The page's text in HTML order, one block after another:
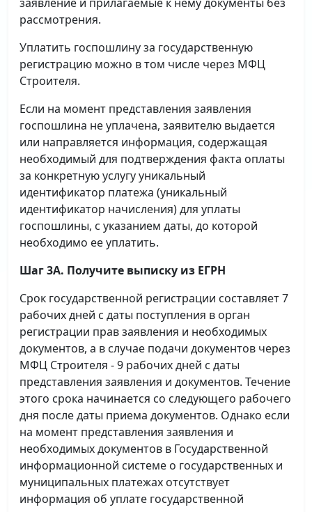
рассмотрения.
Уплатить госпошлину за государственную
регистрацию можно в том числе через МФЦ
Строителя.
Если на момент представления заявления
госпошлина не уплачена, заявителю выдается
или направляется информация, содержащая
необходимый для подтверждения факта оплаты
за конкретную услугу уникальный
идентификатор платежа (уникальный
идентификатор начисления) для уплаты
госпошлины, с указанием даты, до которой
необходимо ее уплатить.
Шаг 3А. Получите выписку из ЕГРН
Срок государственной регистрации составляет 7
рабочих дней с даты поступления в орган
регистрации прав заявления и необходимых
документов, а в случае подачи документов через
МФЦ Строителя - 9 рабочих дней с даты
представления заявления и документов. Течение
этого срока начинается со следующего рабочего
дня после даты приема документов. Однако если
на момент представления заявления и
необходимых документов в Государственной
информационной системе о государственных и
муниципальных платежах отсутствует
информация об уплате государственной